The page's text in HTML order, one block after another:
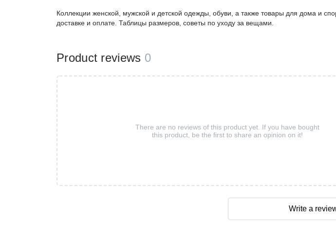
Коллекции женской, мужской и детской одежды, обуви, а также товары для дома и
доставке и оплате. Таблицы размеров, советы по уходу за вещами.
Product reviews 0
There are no reviews of this product yet. If you have bought
this product, be the first to share an opinion on it!
Write a